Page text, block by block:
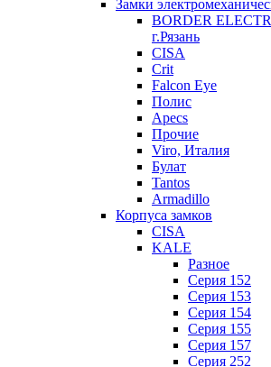
Замки
BORDER
г.Рязань
CISA
Crit
Falcon Eye
Полис
Apecs
Прочие
Viro, Италия
Булат
Tantos
Armadillo
Корпуса замков
CISA
KALE
Разное
Серия 152
Серия 153
Серия 154
Серия 155
Серия 157
Серия 252